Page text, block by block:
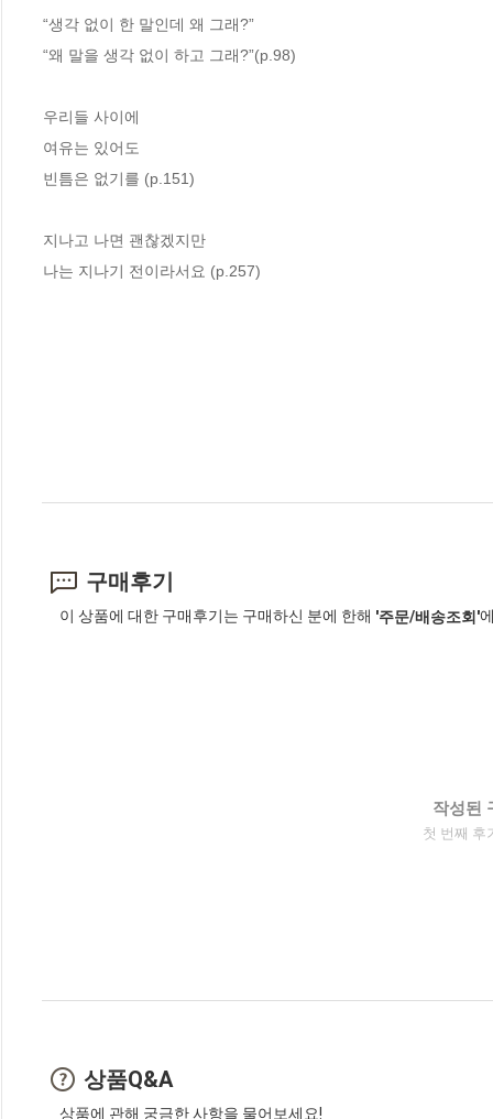
“생각 없이 한 말인데 왜 그래?”
“왜 말을 생각 없이 하고 그래?”(p.98)
우리들 사이에
여유는 있어도
빈틈은 없기를 (p.151)
지나고 나면 괜찮겠지만
나는 지나기 전이라서요 (p.257)
구매후기
이 상품에 대한 구매후기는 구매하신 분에 한해 '주문/배송조회'
작성된
첫 번째 후
상품Q&A
상품에 관해 궁금한 사항을 물어보세요!